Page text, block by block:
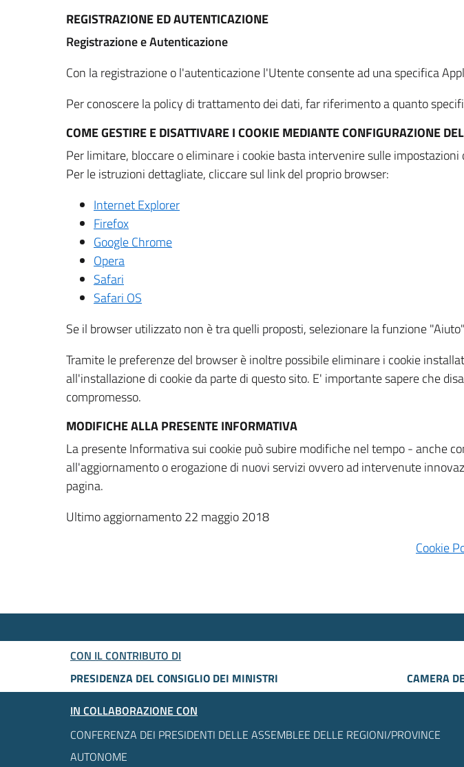
REGISTRAZIONE ED AUTENTICAZIONE
Registrazione e Autenticazione
Con la registrazione o l'autenticazione l'Utente consente ad una specifica
Per conoscere la policy di trattamento dei dati, far riferimento a quanto
COME GESTIRE E DISATTIVARE I COOKIE MEDIANTE CONFIGURAZIONE
Per limitare, bloccare o eliminare i cookie basta intervenire sulle
Per le istruzioni dettagliate, cliccare sul link del proprio browser:
Internet Explorer
Firefox
Google Chrome
Opera
Safari
Safari OS
Se il browser utilizzato non è tra quelli proposti, selezionare la funzione
Tramite le preferenze del browser è inoltre possibile eliminare i cookie
all'installazione di cookie da parte di questo sito. E' importante sapere che
compromesso.
MODIFICHE ALLA PRESENTE INFORMATIVA
La presente Informativa sui cookie può subire modifiche nel tempo - anche
all'aggiornamento o erogazione di nuovi servizi ovvero ad intervenute
pagina.
Ultimo aggiornamento 22 maggio 2018
Cookie
CON IL CONTRIBUTO DI
PRESIDENZA DEL CONSIGLIO DEI MINISTRI
CAMERA
IN COLLABORAZIONE CON
CONFERENZA DEI PRESIDENTI DELLE ASSEMBLEE DELLE REGIONI/PROVINCE
AUTONOME